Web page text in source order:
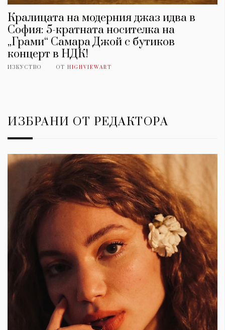
Кралицата на модерния джаз идва в
София: 5-кратната носителка на
„Грами“ Самара Джой с бутиков
концерт в НДК!
ИЗКУСТВО ОТ HIGHVIEWART
ИЗБРАНИ ОТ РЕДАКТОРА